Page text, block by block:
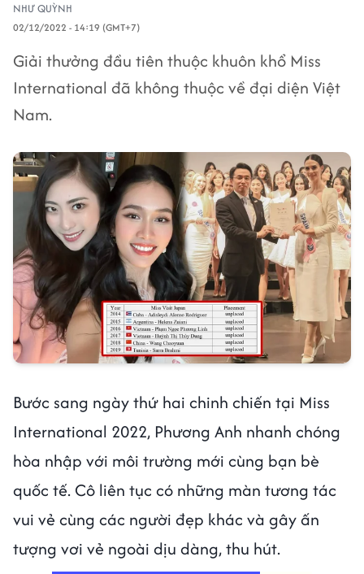
NHƯ QUỲNH
02/12/2022 - 14:19 (GMT+7)
Giải thưởng đầu tiên thuộc khuôn khổ Miss
International đã không thuộc về đại diện Việt
Nam.
Bước sang ngày thứ hai chinh chiến tại Miss
International 2022, Phương Anh nhanh chóng
hòa nhập với môi trường mới cùng bạn bè
quốc tế. Cô liên tục có những màn tương tác
vui vẻ cùng các người đẹp khác và gây ấn
tượng vơi vẻ ngoài dịu dàng, thu hút.